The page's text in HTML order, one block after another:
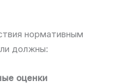
нормативным
должны:
оценки